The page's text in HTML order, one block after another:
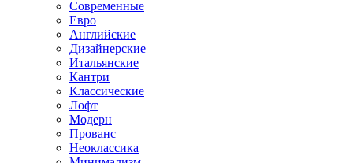
Современные
Евро
Английские
Дизайнерские
Итальянские
Кантри
Классические
Лофт
Модерн
Прованс
Неоклассика